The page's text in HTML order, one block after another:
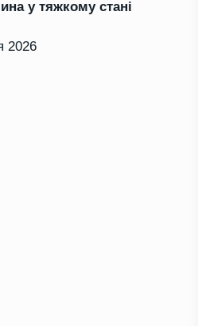
у тяжкому стані
2026